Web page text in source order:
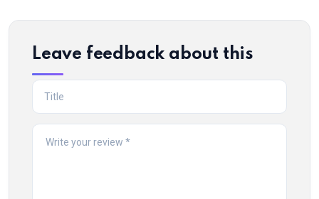
Leave feedback about this